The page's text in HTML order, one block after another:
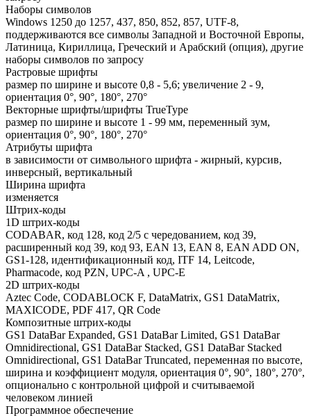
Наборы символов
Windows 1250 до 1257, 437, 850, 852, 857, UTF-8,
поддерживаются все символы Западной и Восточной Европы,
Латиница, Кириллица, Греческий и Арабский (опция), другие
наборы символов по запросу
Растровые шрифты
размер по ширине и высоте 0,8 - 5,6; увеличение 2 - 9,
ориентация 0°, 90°, 180°, 270°
Векторные шрифты/шрифты TrueType
размер по ширине и высоте 1 - 99 мм, переменный зум,
ориентация 0°, 90°, 180°, 270°
Атрибуты шрифта
в зависимости от символьного шрифта - жирный, курсив,
инверсный, вертикальный
Ширина шрифта
изменяется
Штрих-коды
1D штрих-коды
CODABAR, код 128, код 2/5 с чередованием, код 39,
расширенный код 39, код 93, EAN 13, EAN 8, EAN ADD ON,
GS1-128, идентификационный код, ITF 14, Leitcode,
Pharmacode, код PZN, UPC-A , UPC-E
2D штрих-коды
Aztec Code, CODABLOCK F, DataMatrix, GS1 DataMatrix,
MAXICODE, PDF 417, QR Code
Композитные штрих-коды
GS1 DataBar Expanded, GS1 DataBar Limited, GS1 DataBar
Omnidirectional, GS1 DataBar Stacked, GS1 DataBar Stacked
Omnidirectional, GS1 DataBar Truncated, переменная по высоте,
ширина и коэффициент модуля, ориентация 0°, 90°, 180°, 270°,
опционально с контрольной цифрой и считываемой
человеком линией
Программное обеспечение